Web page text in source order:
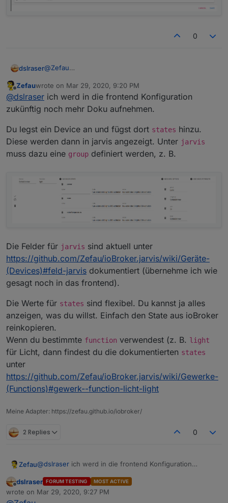
0
dslraser@Zefau
was ich da genau definieren muss ?
Die Fehlermeldung kommt beim speichern trotzdem
noch.
Offline
Zefauwrote on Mar 29, 2020, 9:20 PM
last edited by
@dslraser ich werd in die frontend Konfiguration
zukünftig noch mehr Doku aufnehmen.
Du legst ein Device an und fügst dort states hinzu.
Diese werden dann in jarvis angezeigt. Unter jarvis
muss dazu eine group definiert werden, z. B.
Die Felder für jarvis sind aktuell unter
https://github.com/Zefau/ioBroker.jarvis/wiki/Geräte-
(Devices)#feld-jarvis dokumentiert (übernehme ich wie
gesagt noch in das frontend).
Die Werte für states sind flexibel. Du kannst ja alles
anzeigen, was du willst. Einfach den State aus ioBroker
reinkopieren.
Wenn du bestimmte function verwendest (z. B. light
für Licht, dann findest du die dokumentierten states
unter
https://github.com/Zefau/ioBroker.jarvis/wiki/Gewerke-
(Functions)#gewerk--function-licht-light
Meine Adapter: https://zefau.github.io/iobroker/
2 Replies 0
Zefau@dslraser ich werd in die frontend Konfiguration
Du legst ein Device an und fügst dort
Diese werden dann in jarvis angezeigt. Unter
Offline
dslraser FORUM TESTING MOST ACTIVE
wrote on Mar 29, 2020, 9:27 PM
last edited by